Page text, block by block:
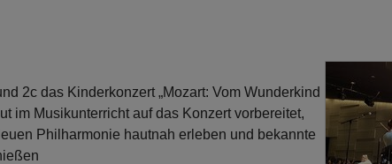
2c das Kinderkonzert „Mozart: Vom Wunderkind
im Musikunterricht auf das Konzert vorbereitet,
Philharmonie hautnah erleben und bekannte